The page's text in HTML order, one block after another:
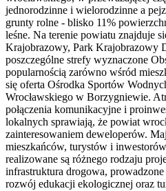
jednorodzinne i wielorodzinne a
grunty rolne - blisko 11%
leśne. Na terenie powiatu znajduje
Krajobrazowy, Park Krajobrazowy
poszczególne strefy wyznaczone
popularnością zarówno wśród
się oferta Ośrodka Sportów
Wrocławskiego w Borzygniewie.
połączenia komunikacyjne i
lokalnych sprawiają, że powiat
zainteresowaniem deweloperów.
mieszkańców, turystów i
realizowane są różnego rodzaju
infrastruktura drogowa,
rozwój edukacji ekologicznej oraz